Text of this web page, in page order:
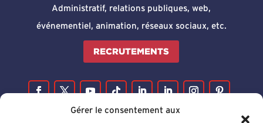
Gérer le consentement aux
Administratif, relations publiques, web,
événementiel, animation, réseaux sociaux, etc.
RECRUTEMENTS